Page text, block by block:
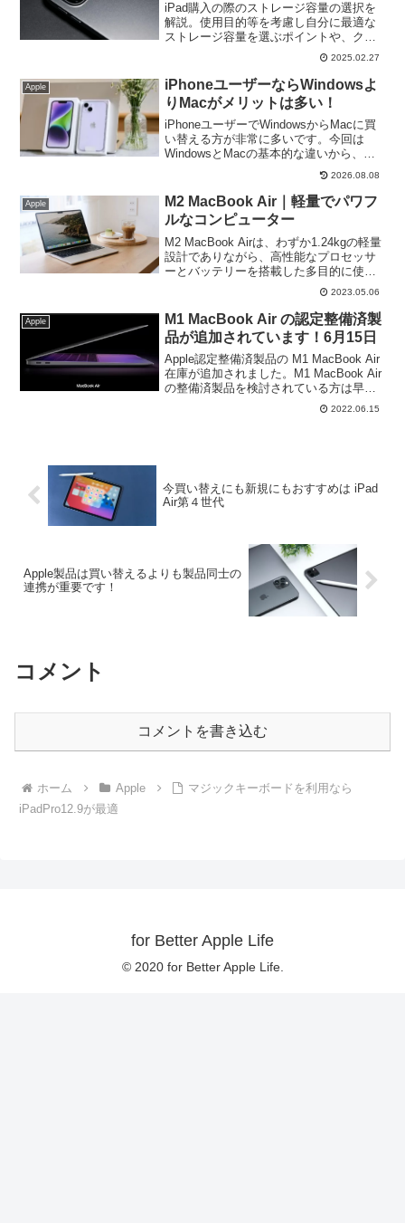
iPad購入の際のストレージ容量の選択を
解説。使用目的等を考慮し自分に最適な
ストレージ容量を選ぶポイントや、クラ
ウドや外部ストレージの利用方法も解
説。正しい容量の選択は、快適なiPadの
使用とデータ管理に欠かせない重要な要
素です。
2025.02.27
Apple
iPhoneユーザーならWindowsよ
りMacがメリットは多い！
iPhoneユーザーでWindowsからMacに買
い替える方が非常に多いです。今回は
WindowsとMacの基本的な違いから、
Macを選ぶメリットを中心に解説。
iPhoneユーザーならMacを選ばないと勿
体無い理由がここに！
2026.08.08
Apple
M2 MacBook Air｜軽量でパワフ
ルなコンピューター
M2 MacBook Airは、わずか1.24kgの軽量
設計でありながら、高性能なプロセッサ
ーとバッテリーを搭載した多目的に使え
るPCです。ビジネスや教育、エンタメな
ど様々な用途に適しており、多くの方に
オススメです。
2023.05.06
Apple
M1 MacBook Air の認定整備済製
品が追加されています！6月15日
Apple認定整備済製品の M1 MacBook Air
在庫が追加されました。M1 MacBook Air
の整備済製品を検討されている方は早め
にチェックをおすすめします。13.3イン
チMacBook Air 8コアCPUと7コアGPU
2022.06.15
今買い替えにも新規にもおすすめは iPad
Air第４世代
Apple製品は買い替えるよりも製品同士の
連携が重要です！
コメント
コメントを書き込む
ホーム Apple
マジックキーボードを利用なら
iPadPro12.9が最適
for Better Apple Life
© 2020 for Better Apple Life.